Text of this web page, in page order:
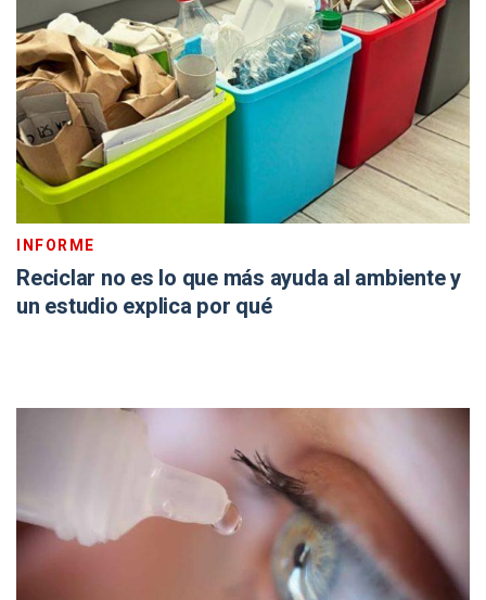
INFORME
Reciclar no es lo que más ayuda al ambiente y
un estudio explica por qué